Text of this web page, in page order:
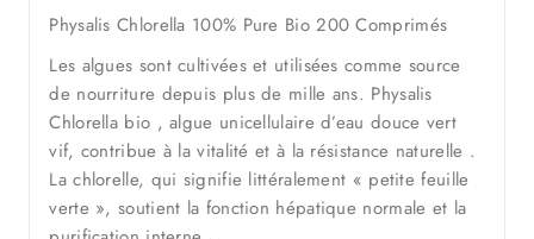
Physalis Chlorella 100% Pure Bio 200 Comprimés
Les algues sont cultivées et utilisées comme source
de nourriture depuis plus de mille ans. Physalis
Chlorella bio , algue unicellulaire d’eau douce vert
vif, contribue à la vitalité et à la résistance naturelle .
La chlorelle, qui signifie littéralement « petite feuille
verte », soutient la fonction hépatique normale et la